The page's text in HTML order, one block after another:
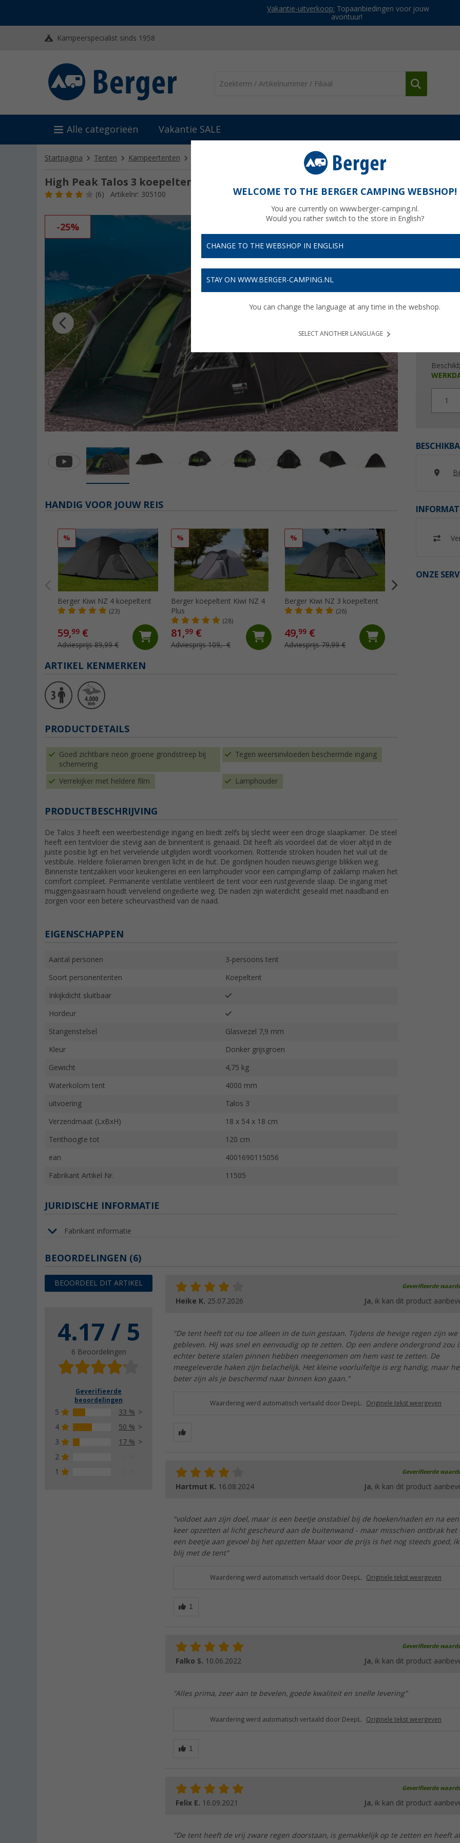
Vakantie-uitverkoop: Topaanbiedingen voor jouw
avontuur!
Kampeerspecialist sinds 1958
Alle categorieën Vakantie SALE
Startpagina Tenten Kampeertenten High Peak Talos 3 koepeltent
High Peak Talos 3 koepeltent
(6) Artikelnr: 305100
-25%
€
€
1
ONZE
HANDIG VOOR JOUW REIS
%
Berger Kiwi NZ 4 koepeltent
(23)
59,99 €
Adviesprijs 89,99 €
%
Berger koepeltent Kiwi NZ 4
Plus
(28)
81,99 €
Adviesprijs 109,- €
%
Berger Kiwi NZ 3 koepeltent
(26)
49,99 €
Adviesprijs 79,99 €
ARTIKEL KENMERKEN
PRODUCTDETAILS
Goed zichtbare neon groene grondstreep bij
schemering
Tegen weersinvloeden beschermde ingang
Verrekijker met heldere film Lamphouder
PRODUCTBESCHRIJVING
De Talos 3 heeft een weerbestendige ingang en biedt zelfs bij slecht weer een droge slaapkamer. De steel
heeft een tentvloer die stevig aan de binnentent is genaaid. Dit heeft als voordeel dat de vloer altijd in de
juiste positie ligt en het vervelende uitglijden wordt voorkomen. Rottende stroken houden het vuil uit de
vestibule. Heldere folieramen brengen licht in de hut. De gordijnen houden nieuwsgierige blikken weg.
Binnenste tentzakken voor keukengerei en een lamphouder voor een campinglamp of zaklamp maken het
comfort compleet. Permanente ventilatie ventileert de tent voor een rustgevende slaap. De ingang met
muggengaasraam houdt vervelend ongedierte weg. De naden zijn waterdicht geseald met naadband en
zorgen voor een betere scheurvastheid van de naad.
EIGENSCHAPPEN
Aantal personen 3-persoons tent
Soort personententen Koepeltent
Inkijkdicht sluitbaar
Hordeur
Stangenstelsel Glasvezel 7,9 mm
Kleur Donker grijsgroen
Gewicht 4,75 kg
Waterkolom tent 4000 mm
uitvoering Talos 3
Verzendmaat (LxBxH) 18 x 54 x 18 cm
Tenthoogte tot 120 cm
ean 4001690115056
Fabrikant Artikel Nr. 11505
JURIDISCHE INFORMATIE
Fabrikant informatie
BEOORDELINGEN (6)
BEOORDEEL DIT ARTIKEL
4.17 / 5
6 Beoordelingen
Geverifieerde
beoordelingen
5
33 %
4
50 %
3
17 %
2
1
Geverifieerde
Heike K. 25.07.2026 Ja, ik kan dit product
"De tent heeft tot nu toe alleen in de tuin gestaan. Tijdens de hevige regen zijn we
gebleven. Hij was snel en eenvoudig op te zetten. Op een andere ondergrond zou
echter betere stalen pinnen hebben meegenomen om hem vast te zetten. De
meegeleverde haken zijn belachelijk. Het kleine voorluifeltje is erg handig, maar
beter zijn als je beschermd naar binnen kon gaan."
Waardering werd automatisch vertaald door DeepL. Originele tekst weergeven
Geverifieerde
Hartmut K. 16.08.2024 Ja, ik kan dit product
"voldoet aan zijn doel, maar is een beetje onstabiel bij de hoeken/naden en na
keer opzetten al licht gescheurd aan de buitenwand - maar misschien ontbrak het
een beetje aan gevoel bij het opzetten Maar voor de prijs is het nog steeds goed,
blij met de tent"
Waardering werd automatisch vertaald door DeepL. Originele tekst weergeven
Geverifieerde
Falko S. 10.06.2022 Ja, ik kan dit product
"Alles prima, zeer aan te bevelen, goede kwaliteit en snelle levering"
Waardering werd automatisch vertaald door DeepL. Originele tekst weergeven
Geverifieerde
Felix E. 16.09.2021 Ja, ik kan dit product
"De tent heeft de vrij zware regen doorstaan, is gemakkelijk op te zetten en heeft
WELCOME TO THE BERGER CAMPING WEBSHOP!
You are currently on www.berger-camping.nl.
Would you rather switch to the store in English?
CHANGE TO THE WEBSHOP IN ENGLISH
STAY ON WWW.BERGER-CAMPING.NL
You can change the language at any time in the webshop.
SELECT ANOTHER LANGUAGE